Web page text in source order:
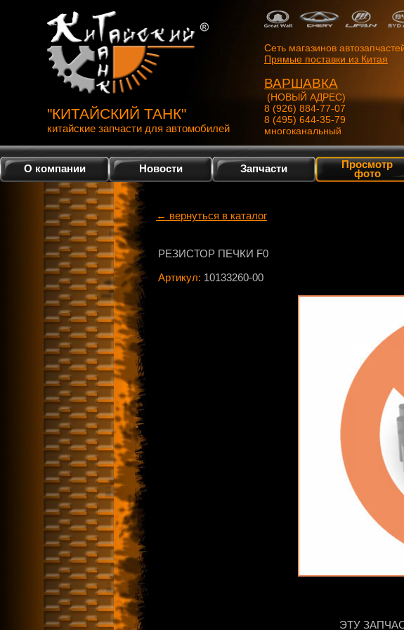
"КИТАЙСКИЙ ТАНК"
китайские запчасти для автомобилей
Сеть магазинов
Прямые поставки из Китая
ВАРШАВКА
(НОВЫЙ АДРЕС)
8 (926) 884-77-07
8 (495) 644-35-79
многоканальный
О компании Новости Запчасти Просмотр
фото
← вернуться в каталог
РЕЗИСТОР ПЕЧКИ F0
Артикул: 10133260-00
ЭТУ